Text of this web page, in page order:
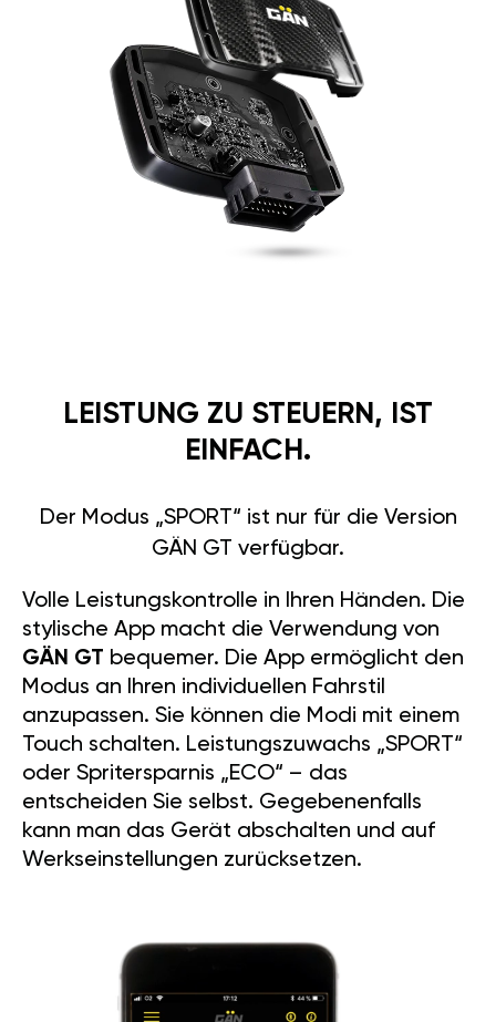
LEISTUNG ZU STEUERN, IST
EINFACH.
Der Modus „SPORT“ ist nur für die Version
GÄN GT verfügbar.
Volle Leistungskontrolle in Ihren Händen. Die
stylische App macht die Verwendung von
GÄN GT bequemer. Die App ermöglicht den
Modus an Ihren individuellen Fahrstil
anzupassen. Sie können die Modi mit einem
Touch schalten. Leistungszuwachs „SPORT“
oder Spritersparnis „ECO“ – das
entscheiden Sie selbst. Gegebenenfalls
kann man das Gerät abschalten und auf
Werkseinstellungen zurücksetzen.